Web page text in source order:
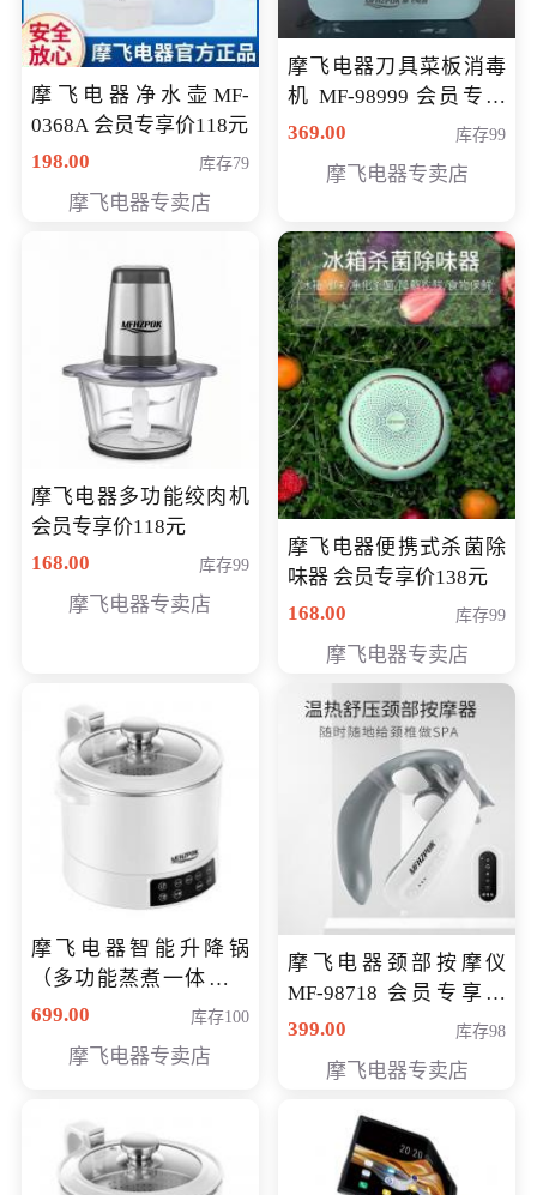
摩飞电器净水壶MF-
0368A 会员专享价118元
198.00
库存79
摩飞电器专卖店
摩飞电器刀具菜板消毒
机 MF-98999 会员专享
价286元
369.00 库存99
摩飞电器专卖店
摩飞电器多功能绞肉机
会员专享价118元
168.00
库存99
摩飞电器专卖店
摩飞电器便携式杀菌除
味器 会员专享价138元
168.00
库存99
摩飞电器专卖店
摩飞电器智能升降锅
（多功能蒸煮一体锅）
（智能升降养生锅） 会
699.00 库存100
摩飞电器专卖店
摩飞电器颈部按摩仪
MF-98718 会员专享价
299元
399.00 库存98
摩飞电器专卖店